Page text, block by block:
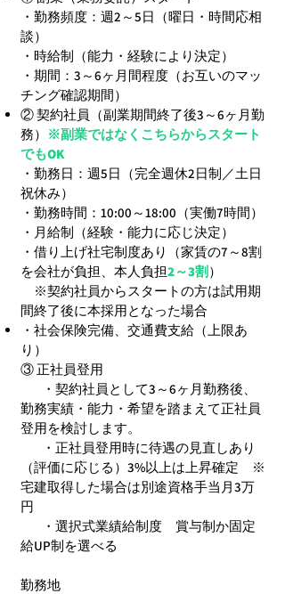
・勤務頻度：週2～5日（曜日・時間応相
談）
・時給制（能力・経験により決定）
・期間：3～6ヶ月間程度（お互いのマッ
チング確認期間）
② 契約社員（副業期間終了後3～6ヶ月勤
務） ※副業ではなくこちらからスタート
でもOK
・勤務日：週5日（完全週休2日制／土日
祝休み）
・勤務時間：10:00～18:00（実働7時間）
・月給制（経験・能力に応じ決定）
・借り上げ社宅制度あり（家賃の7～8割
を会社が負担、本人負担2～3割）
※契約社員からスタートの方は試用期
間終了後に本採用となった場合
・社会保険完備、交通費支給（上限あ
り）
③ 正社員登用
・契約社員として3～6ヶ月勤務後、
勤務実績・能力・希望を踏まえて正社員
登用を検討します。
・正社員登用時に待遇の見直しあり
（評価に応じる）3%以上は上昇確定
※
宅建取得した場合は別途資格手当月3万
円
・選択式業績給制度 賞与制か固定
給UP制を選べる
勤務地